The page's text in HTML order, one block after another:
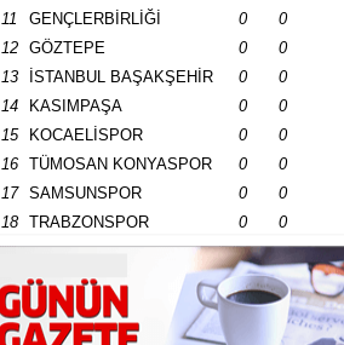
11 GENÇLERBİRLİĞİ 0
0
12
GÖZTEPE 0
0
13
İSTANBUL BAŞAKŞEHİR 0
0
14
KASIMPAŞA 0
0
15
KOCAELİSPOR 0
0
16
TÜMOSAN KONYASPOR 0
0
17
SAMSUNSPOR 0
0
18
TRABZONSPOR 0 0